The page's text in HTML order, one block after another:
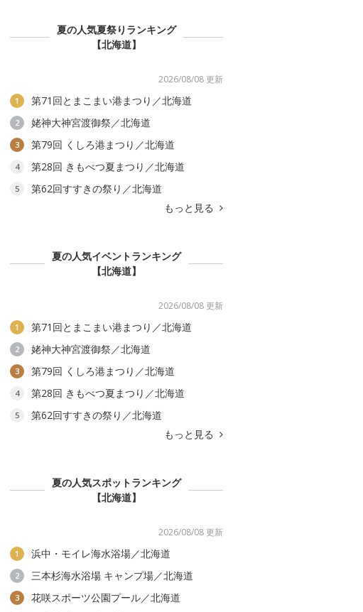
夏の人気夏祭りランキング
【北海道】
2026/08/08 更新
1 第71回とまこまい港まつり／北海道
2 姥神大神宮渡御祭／北海道
3 第79回 くしろ港まつり／北海道
4 第28回 きもべつ夏まつり／北海道
5
第62回すすきの祭り／北海道
もっと見る
夏の人気イベントランキング
【北海道】
2026/08/08 更新
1 第71回とまこまい港まつり／北海道
2 姥神大神宮渡御祭／北海道
3 第79回 くしろ港まつり／北海道
4 第28回 きもべつ夏まつり／北海道
5
第62回すすきの祭り／北海道
もっと見る
夏の人気スポットランキング
【北海道】
2026/08/08 更新
1 浜中・モイレ海水浴場／北海道
2 三本杉海水浴場 キャンプ場／北海道
3 花咲スポーツ公園プール／北海道